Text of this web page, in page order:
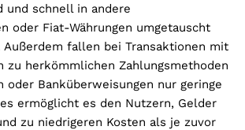
und schnell in andere
oder Fiat-Währungen umgetauscht
Außerdem fallen bei Transaktionen mit
zu herkömmlichen Zahlungsmethoden
oder Banküberweisungen nur geringe
ermöglicht es den Nutzern, Gelder
zu niedrigeren Kosten als je zuvor